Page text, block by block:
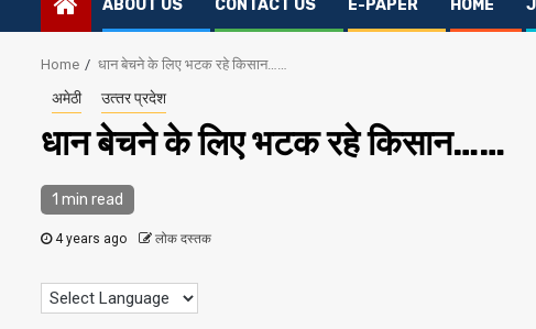
ABOUT US CONTACT US E-PAPER HOME
Home धान बेचने के लिए भटक रहे किसान……
अमेठी उत्‍तर प्रदेश
धान बेचने के लिए भटक रहे किसान……
1 min read
4 years ago लोक दस्तक